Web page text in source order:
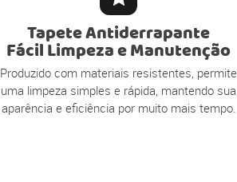
Tapete Antiderrapante
Fácil Limpeza e Manutenção
Produzido com materiais resistentes, permite
uma limpeza simples e rápida, mantendo sua
aparência e eficiência por muito mais tempo.